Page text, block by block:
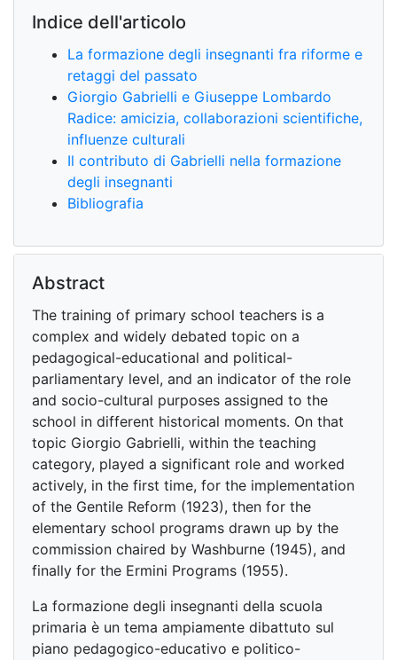
Indice dell'articolo
La formazione degli insegnanti fra riforme e
retaggi del passato
Giorgio Gabrielli e Giuseppe Lombardo
Radice: amicizia, collaborazioni scientifiche,
influenze culturali
Il contributo di Gabrielli nella formazione
degli insegnanti
Bibliografia
Abstract
The training of primary school teachers is a
complex and widely debated topic on a
pedagogical-educational and political-
parliamentary level, and an indicator of the role
and socio-cultural purposes assigned to the
school in different historical moments. On that
topic Giorgio Gabrielli, within the teaching
category, played a significant role and worked
actively, in the first time, for the implementation
of the Gentile Reform (1923), then for the
elementary school programs drawn up by the
commission chaired by Washburne (1945), and
finally for the Ermini Programs (1955).
La formazione degli insegnanti della scuola
primaria è un tema ampiamente dibattuto sul
piano pedagogico-educativo e politico-